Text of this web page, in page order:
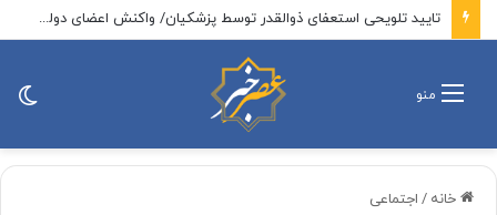
ببینید | واکنش سخنگوی قوه قضائیه به اظهارات جنجالی یک روحانی
منو
خانه / اجتماعی